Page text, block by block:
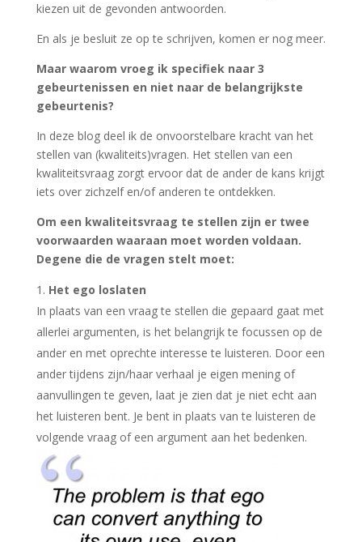
kiezen uit de gevonden antwoorden.
En als je besluit ze op te schrijven, komen er nog meer.
Maar waarom vroeg ik specifiek naar 3
gebeurtenissen en niet naar de belangrijkste
gebeurtenis?
In deze blog deel ik de onvoorstelbare kracht van het
stellen van (kwaliteits)vragen. Het stellen van een
kwaliteitsvraag zorgt ervoor dat de ander de kans krijgt
iets over zichzelf en/of anderen te ontdekken.
Om een kwaliteitsvraag te stellen zijn er twee
voorwaarden waaraan moet worden voldaan.
Degene die de vragen stelt moet:
Het ego loslaten
In plaats van een vraag te stellen die gepaard gaat met
allerlei argumenten, is het belangrijk te focussen op de
ander en met oprechte interesse te luisteren. Door een
ander tijdens zijn/haar verhaal je eigen mening of
aanvullingen te geven, laat je zien dat je niet echt aan
het luisteren bent. Je bent in plaats van te luisteren de
volgende vraag of een argument aan het bedenken.